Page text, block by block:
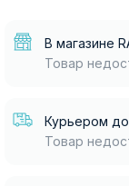
В магазине
Товар
Курьером
Товар